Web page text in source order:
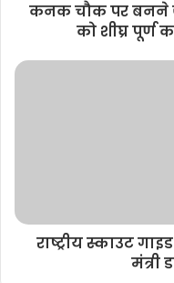
कनक चौक पर बनने
को शीघ्र पूर्ण
राष्ट्रीय स्काउट
मंत्री